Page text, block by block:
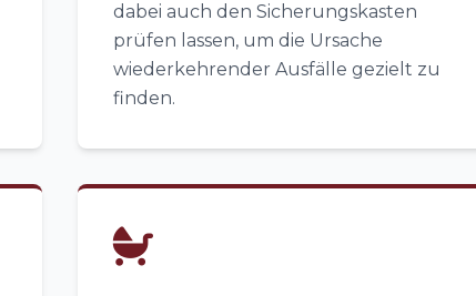
dabei auch den Sicherungskasten
prüfen lassen, um die Ursache
wiederkehrender Ausfälle gezielt zu
finden.